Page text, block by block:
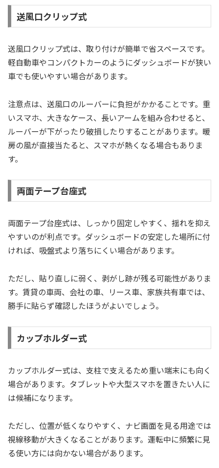
送風口クリップ式
送風口クリップ式は、取り付けが簡単で省スペースです。
軽自動車やコンパクトカーのようにダッシュボードが狭い
車でも使いやすい場合があります。
注意点は、送風口のルーバーに負担がかかることです。重
いスマホ、大きなケース、長いアームを組み合わせると、
ルーバーが下がったり破損したりすることがあります。暖
房の風が直接当たると、スマホが熱くなる場合もありま
す。
両面テープ台座式
両面テープ台座式は、しっかり固定しやすく、揺れを抑え
やすいのが利点です。ダッシュボードの安定した場所に付
ければ、吸盤式より落ちにくい場合があります。
ただし、貼り直しに弱く、剥がし跡が残る可能性がありま
す。賃貸の車両、会社の車、リース車、家族共有車では、
勝手に貼らず確認したほうがよいでしょう。
カップホルダー式
カップホルダー式は、支柱で支えるため重い端末にも向く
場合があります。タブレットや大型スマホを置きたい人に
は候補になります。
ただし、位置が低くなりやすく、ナビ画面を見る用途では
視線移動が大きくなることがあります。運転中に頻繁に見
る使い方には向かない場合があります。